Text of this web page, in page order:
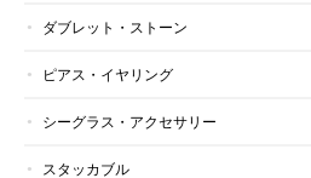
ダブレット・ストーン
ピアス・イヤリング
シーグラス・アクセサリー
スタッカブル